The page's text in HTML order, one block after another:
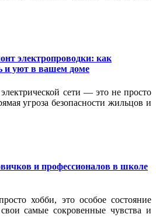
электропроводки: как
и уют в вашем доме
сети — это не просто
угроза безопасности жильцов и
и профессионалов в школе
хобби, это особое состояние
самые сокровенные чувства и